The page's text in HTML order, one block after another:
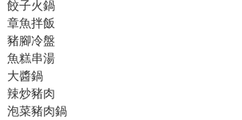
餃子火鍋
章魚拌飯
豬腳冷盤
魚糕串湯
大醬鍋
辣炒豬肉
泡菜豬肉鍋